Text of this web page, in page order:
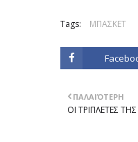
Tags: ΜΠΑΣΚΕΤ
ΠΑΛΑΙΌΤΕΡΗ
ΟΙ ΤΡΙΠΛΕΤΕΣ